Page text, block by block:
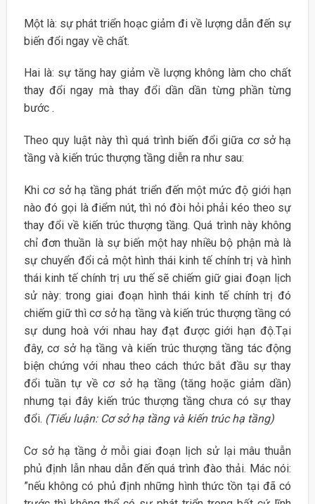
Một là: sự phát triển hoạc giảm đi về lượng dẫn đến sự
biến đổi ngay về chất.
Hai là: sự tăng hay giảm về lượng không làm cho chất
thay đổi ngay mà thay đổi dần dần từng phần từng
bước .
Theo quy luật này thì quá trình biến đổi giữa cơ sở hạ
tầng và kiến trúc thượng tầng diễn ra như sau:
Khi cơ sở hạ tầng phát triển đến một mức độ giới hạn
nào đó gọi là điểm nút, thì nó đòi hỏi phải kéo theo sự
thay đổi về kiến trúc thượng tầng. Quá trình này không
chỉ đơn thuần là sự biến một hay nhiều bộ phận mà là
sự chuyển đổi cả một hình thái kinh tế chính trị và hình
thái kinh tế chính trị ưu thế sẽ chiếm giữ giai đoạn lịch
sử này: trong giai đoạn hình thái kinh tế chính trị đó
chiếm giữ thì cơ sở hạ tầng và kiến trúc thượng tầng có
sự dung hoà với nhau hay đạt được giới hạn độ.Tại
đây, cơ sở hạ tầng và kiến trúc thượng tầng tác động
biện chứng với nhau theo cách thức bắt đầu sự thay
đổi tuần tự về cơ sở hạ tầng (tăng hoặc giảm dần)
nhưng tại đây kiến trúc thượng tầng chưa có sự thay
đổi. (Tiểu luận: Cơ sở hạ tầng và kiến trúc hạ tầng)
Cơ sở hạ tầng ở mỗi giai đoạn lịch sử lại mâu thuẫn
phủ định lẫn nhau dẫn đến quá trình đào thải. Mác nói:
”nếu không có phủ định những hình thức tồn tại đã có